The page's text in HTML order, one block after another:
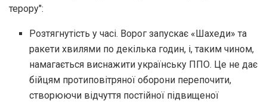
терору":
Розтягнутість у часі. Ворог запускає «Шахеди» та
ракети хвилями по декілька годин, і, таким чином,
намагається виснажити українську ППО. Це не дає
бійцям протиповітряної оборони перепочити,
створюючи відчуття постійної підвищеної